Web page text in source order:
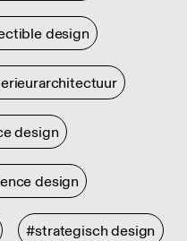
design
design
design
#strategisch design